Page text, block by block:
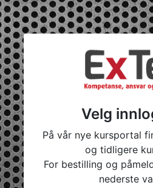
Velg
På vår nye kursportal
og tidligere
For bestilling og
nederste